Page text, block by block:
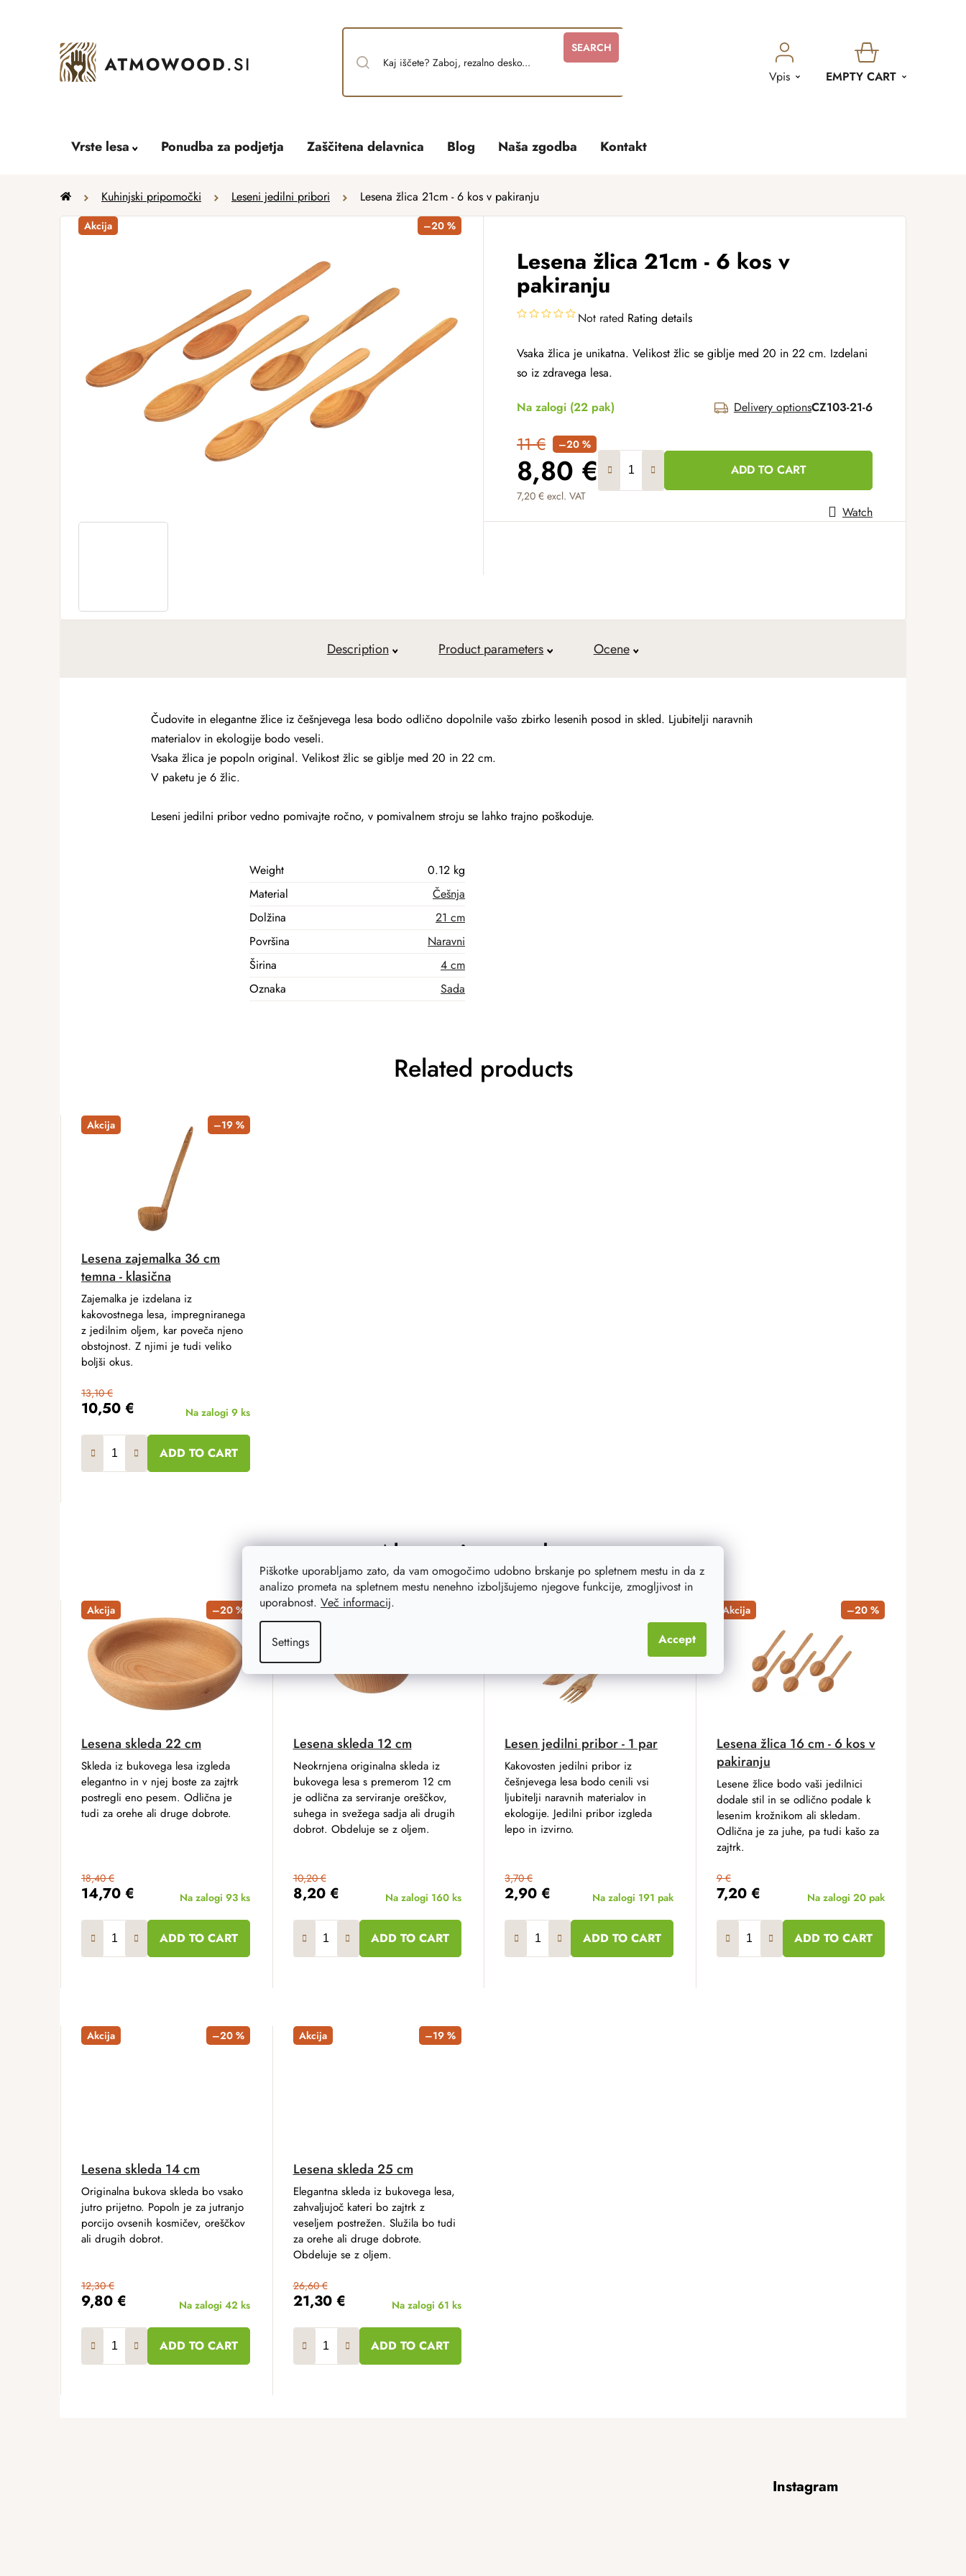
Piškotke uporabljamo zato, da vam omogočimo udobno brskanje po spletnem mestu in da z
analizo prometa na spletnem mestu nenehno izboljšujemo njegove funkcije, zmogljivost in
uporabnost. Več informacij.
Settings Accept
SEARCH
Vpis
SHOPPING
EMPTY CART
Vrste lesa Ponudba za podjetja Zaščitena delavnica Blog Naša zgodba Kontakt
Home Kuhinjski pripomočki Leseni jedilni pribori Lesena žlica 21cm - 6 kos v pakiranju
Lesena žlica 21cm - 6 kos v
pakiranju
Not rated Rating details
Vsaka žlica je unikatna. Velikost žlic se giblje med 20 in 22 cm. Izdelani
so iz zdravega lesa.
Na zalogi (22 pak) Delivery optionsCZ103-21-6
11 € –20 %
8,80 €
7,20 € excl. VAT
Measure price:
ADD TO CART
Watch
Akcija –20 %
Description Product parameters Ocene
Čudovite in elegantne žlice iz češnjevega lesa bodo odlično dopolnile vašo zbirko lesenih posod in skled. Ljubitelji naravnih
materialov in ekologije bodo veseli.
Vsaka žlica je popoln original. Velikost žlic se giblje med 20 in 22 cm.
V paketu je 6 žlic.
Leseni jedilni pribor vedno pomivajte ročno, v pomivalnem stroju se lahko trajno poškoduje.
Weight
0.12 kg
Material
Češnja
Dolžina
21 cm
Površina
Naravni
Širina
4 cm
Oznaka
Sada
Related products
Akcija –19 %
Lesena zajemalka 36 cm
temna - klasična
10,50 €
13,10 €
Na zalogi 9 ks
ADD TO CART
Zajemalka je izdelana iz
kakovostnega lesa, impregniranega
z jedilnim oljem, kar poveča njeno
obstojnost. Z njimi je tudi veliko
boljši okus.
Alternative products
Akcija –20 %
Lesena skleda 22 cm
14,70 €
18,40 €
Na zalogi 93 ks
ADD TO CART
Skleda iz bukovega lesa izgleda
elegantno in v njej boste za zajtrk
postregli eno pesem. Odlična je
tudi za orehe ali druge dobrote.
Akcija
Lesena skleda 12 cm
8,20 €
10,20 €
Na zalogi 160 ks
ADD TO CART
Neokrnjena originalna skleda iz
bukovega lesa s premerom 12 cm
je odlična za serviranje oreščkov,
suhega in svežega sadja ali drugih
dobrot. Obdeluje se z oljem.
Lesen jedilni pribor - 1 par
2,90 €
3,70 €
Na zalogi 191 pak
ADD TO CART
Kakovosten jedilni pribor iz
češnjevega lesa bodo cenili vsi
ljubitelji naravnih materialov in
ekologije. Jedilni pribor izgleda
lepo in izvirno.
Akcija –20 %
Lesena žlica 16 cm - 6 kos v
pakiranju
7,20 €
9 €
Na zalogi 20 pak
ADD TO CART
Lesene žlice bodo vaši jedilnici
dodale stil in se odlično podale k
lesenim krožnikom ali skledam.
Odlična je za juhe, pa tudi kašo za
zajtrk.
Akcija –20 %
Lesena skleda 14 cm
9,80 €
12,30 €
Na zalogi 42 ks
ADD TO CART
Originalna bukova skleda bo vsako
jutro prijetno. Popoln je za jutranjo
porcijo ovsenih kosmičev, oreščkov
ali drugih dobrot.
Akcija –19 %
Lesena skleda 25 cm
21,30 €
26,60 €
Na zalogi 61 ks
ADD TO CART
Elegantna skleda iz bukovega lesa,
zahvaljujoč kateri bo zajtrk z
veseljem postrežen. Služila bo tudi
za orehe ali druge dobrote.
Obdeluje se z oljem.
Instagram